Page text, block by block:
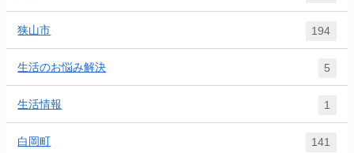
狭山市 194
生活のお悩み解決 5
生活情報 1
白岡町 141